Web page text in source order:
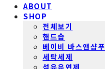
ABOUT
SHOP
전체보기
핸드솝
베이비 바스앤샴푸
세탁세제
섬유유연제